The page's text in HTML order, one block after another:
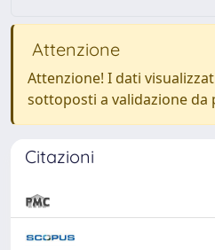
Attenzione
Attenzione! I dati
sottoposti a validazione da
Citazioni